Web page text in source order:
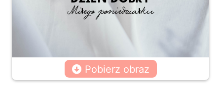
Pobierz obraz